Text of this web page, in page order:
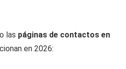
las páginas de contactos en
en 2026: